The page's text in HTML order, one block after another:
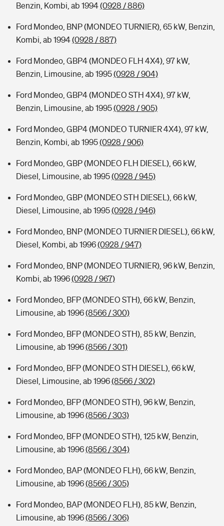
Benzin, Kombi, ab 1994(0928 / 886)
Ford Mondeo, BNP (MONDEO TURNIER), 65 kW, Benzin,
Kombi, ab 1994(0928 / 887)
Ford Mondeo, GBP4 (MONDEO FLH 4X4), 97 kW,
Benzin, Limousine, ab 1995(0928 / 904)
Ford Mondeo, GBP4 (MONDEO STH 4X4), 97 kW,
Benzin, Limousine, ab 1995(0928 / 905)
Ford Mondeo, GBP4 (MONDEO TURNIER 4X4), 97 kW,
Benzin, Kombi, ab 1995(0928 / 906)
Ford Mondeo, GBP (MONDEO FLH DIESEL), 66 kW,
Diesel, Limousine, ab 1995(0928 / 945)
Ford Mondeo, GBP (MONDEO STH DIESEL), 66 kW,
Diesel, Limousine, ab 1995(0928 / 946)
Ford Mondeo, BNP (MONDEO TURNIER DIESEL), 66 kW,
Diesel, Kombi, ab 1996(0928 / 947)
Ford Mondeo, BNP (MONDEO TURNIER), 96 kW, Benzin,
Kombi, ab 1996(0928 / 967)
Ford Mondeo, BFP (MONDEO STH), 66 kW, Benzin,
Limousine, ab 1996(8566 / 300)
Ford Mondeo, BFP (MONDEO STH), 85 kW, Benzin,
Limousine, ab 1996(8566 / 301)
Ford Mondeo, BFP (MONDEO STH DIESEL), 66 kW,
Diesel, Limousine, ab 1996(8566 / 302)
Ford Mondeo, BFP (MONDEO STH), 96 kW, Benzin,
Limousine, ab 1996(8566 / 303)
Ford Mondeo, BFP (MONDEO STH), 125 kW, Benzin,
Limousine, ab 1996(8566 / 304)
Ford Mondeo, BAP (MONDEO FLH), 66 kW, Benzin,
Limousine, ab 1996(8566 / 305)
Ford Mondeo, BAP (MONDEO FLH), 85 kW, Benzin,
Limousine, ab 1996(8566 / 306)